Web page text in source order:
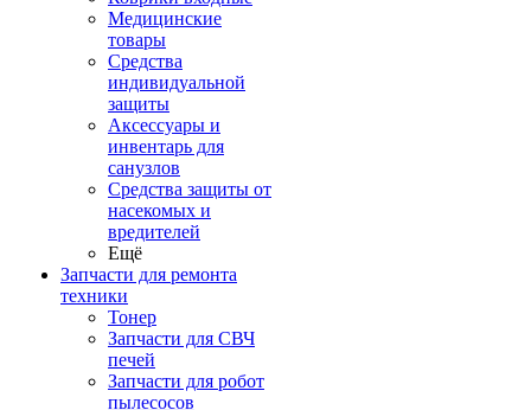
Медицинские
товары
Средства
индивидуальной
защиты
Аксессуары и
инвентарь для
санузлов
Средства защиты от
насекомых и
вредителей
Ещё
Запчасти для ремонта
техники
Тонер
Запчасти для СВЧ
печей
Запчасти для робот
пылесосов